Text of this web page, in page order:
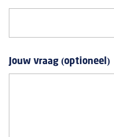
Jouw vraag (optioneel)